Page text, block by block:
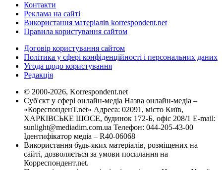
Контакти
Реклама на сайті
Використання матеріалів korrespondent.net
Правила користування сайтом
Договір користування сайтом
Політика у сфері конфіденційності і персональних даних
Угода щодо користування
Редакція
© 2000-2026, Korrespondent.net
Суб'єкт у сфері онлайн-медіа Назва онлайн-медіа –
«КореспонденТ.net» Адреса: 02091, місто Київ,
ХАРКІВСЬКЕ ШОСЕ, будинок 172-Б, офіс 208/1 E-mail:
sunlight@mediadim.com.ua Телефон: 044-205-43-00
Ідентифікатор медіа – R40-06068
Використання будь-яких матеріалів, розміщених на
сайті, дозволяється за умови посилання на
Корреспондент.net.